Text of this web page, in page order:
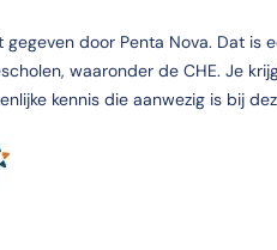
door Penta Nova. Dat is
waaronder de CHE. Je
kennis die aanwezig is bij